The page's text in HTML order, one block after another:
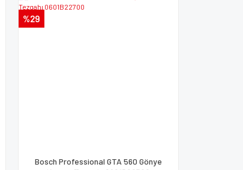
%29
Bosch Professional GTA 560 Gönye